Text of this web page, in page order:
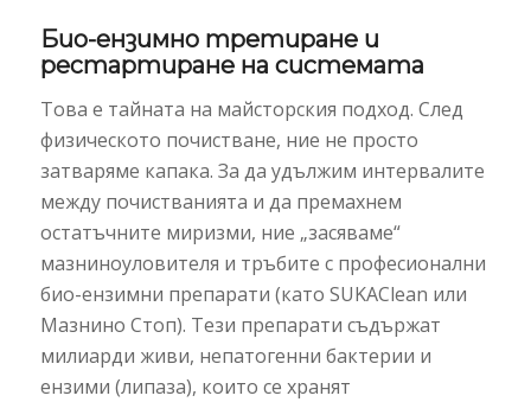
Био-ензимно третиране и
рестартиране на системата
Това е тайната на майсторския подход. След
физическото почистване, ние не просто
затваряме капака. За да удължим интервалите
между почистванията и да премахнем
остатъчните миризми, ние „засяваме“
мазниноуловителя и тръбите с професионални
био-ензимни препарати (като SUKAClean или
Мазнино Стоп). Тези препарати съдържат
милиарди живи, непатогенни бактерии и
ензими (липаза), които се хранят